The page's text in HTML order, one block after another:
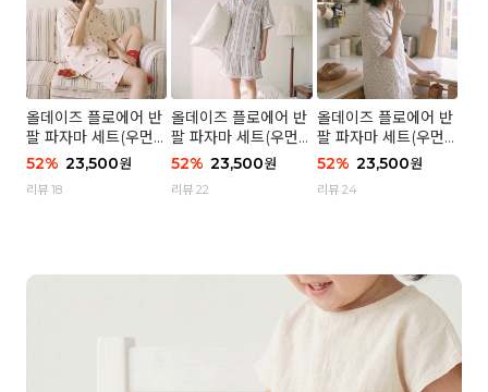
올데이즈 플로에어 반
팔 파자마 세트(우먼)
- 04 하트 컨페티
52% 23,500원
리뷰 18
올데이즈 플로에어 반
팔 파자마 세트(우먼)
- 03 브리즈 스트라이
52% 23,500원
리뷰 22
올데이즈 플로에어 반
팔 파자마 세트(우먼)
- 01 포슬 가든
52% 23,500원
리뷰 24